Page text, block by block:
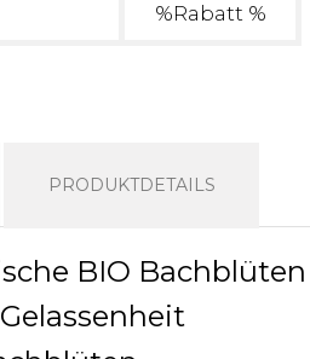
%Rabatt %
PRODUKTDETAILS
BIO